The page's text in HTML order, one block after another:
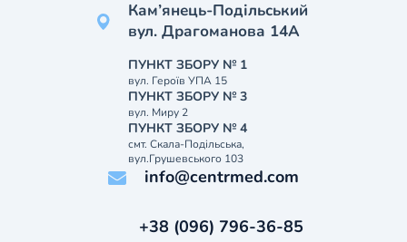
Кам’янець-Подільський
вул. Драгоманова 14А
ПУНКТ ЗБОРУ № 1
вул. Героїв УПА 15
ПУНКТ ЗБОРУ № 3
вул. Миру 2
ПУНКТ ЗБОРУ № 4
смт. Скала-Подільська,
вул.Грушевського 103
info@centrmed.com
+38 (096) 796-36-85